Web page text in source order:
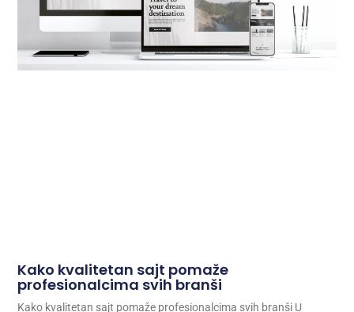
Kako kvalitetan sajt pomaže
profesionalcima svih branši
Kako kvalitetan sajt pomaže profesionalcima svih branši U